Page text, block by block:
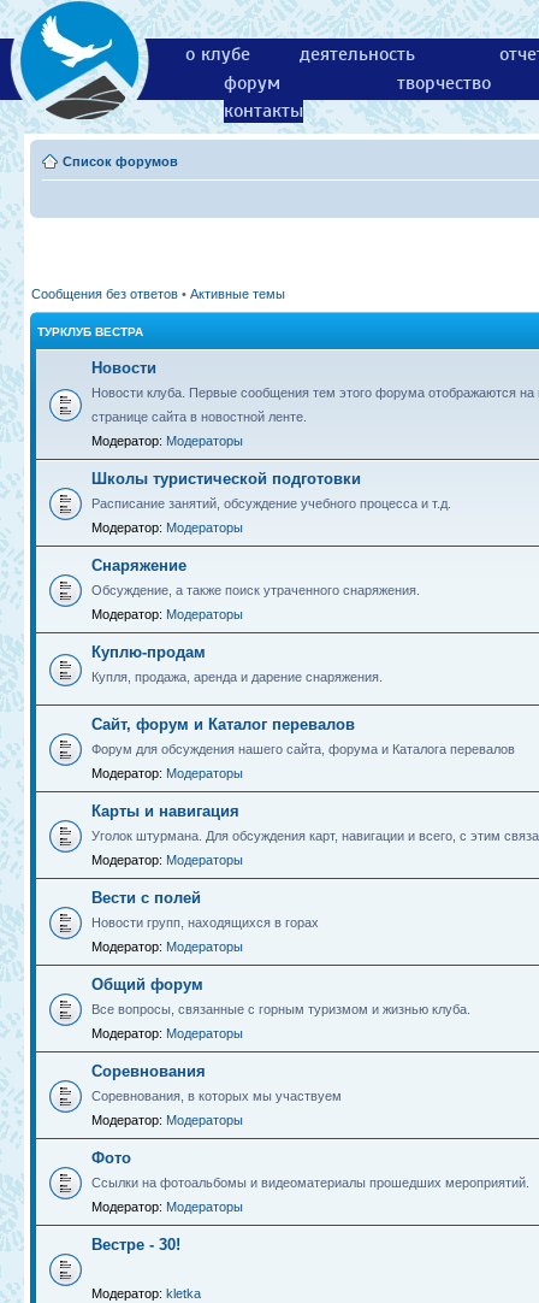
о клубе деятельность
форум
творчество
контакты
Список форумов
Сообщения без ответов • Активные темы
ТУРКЛУБ ВЕСТРА
Новости
Новости клуба. Первые сообщения тем этого форума отображаются на
странице сайта в новостной ленте.
Модератор: Модераторы
Школы туристической подготовки
Расписание занятий, обсуждение учебного процесса и т.д.
Модератор: Модераторы
Снаряжение
Обсуждение, а также поиск утраченного снаряжения.
Модератор: Модераторы
Куплю-продам
Купля, продажа, аренда и дарение снаряжения.
Сайт, форум и Каталог перевалов
Форум для обсуждения нашего сайта, форума и Каталога перевалов
Модератор: Модераторы
Карты и навигация
Уголок штурмана. Для обсуждения карт, навигации и всего, с этим
Модератор: Модераторы
Вести с полей
Новости групп, находящихся в горах
Модератор: Модераторы
Общий форум
Все вопросы, связанные с горным туризмом и жизнью клуба.
Модератор: Модераторы
Соревнования
Соревнования, в которых мы участвуем
Модератор: Модераторы
Фото
Ссылки на фотоальбомы и видеоматериалы прошедших мероприятий.
Модератор: Модераторы
Вестре - 30!
Модератор: kletka